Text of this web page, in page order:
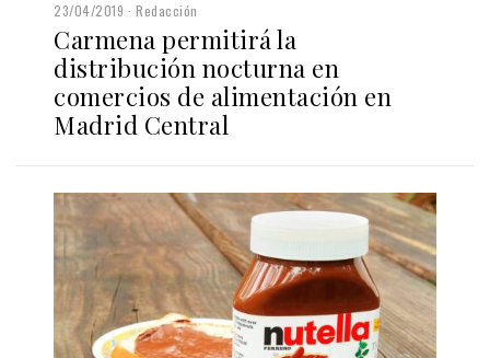
23/04/2019 Redacción
Carmena permitirá la
distribución nocturna en
comercios de alimentación en
Madrid Central